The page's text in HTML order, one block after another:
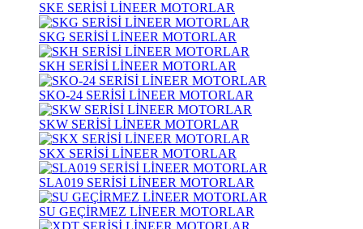
SKE SERİSİ LİNEER MOTORLAR
SKG SERİSİ LİNEER MOTORLAR
SKH SERİSİ LİNEER MOTORLAR
SKO-24 SERİSİ LİNEER MOTORLAR
SKW SERİSİ LİNEER MOTORLAR
SKX SERİSİ LİNEER MOTORLAR
SLA019 SERİSİ LİNEER MOTORLAR
SU GEÇİRMEZ LİNEER MOTORLAR